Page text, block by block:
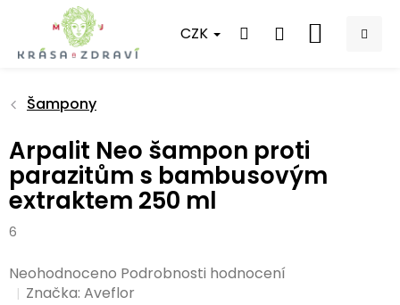
obsah
CZK
NÁKUPNÍ
Šampony
Arpalit Neo šampon proti
parazitům s bambusovým
extraktem 250 ml
6
Průměrné
hodnocení
Neohodnoceno Podrobnosti hodnocení
Značka:Aveflor